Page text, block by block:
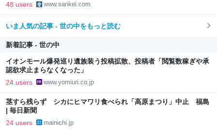
48 users www.sankei.com
いま人気の記事 - 世の中をもっと読む
新着記事 - 世の中
イオンモール爆発巡り遺族装う投稿拡散、投稿者「閲覧数稼ぎや承
認欲求止まらなくなった」
24 users www.yomiuri.co.jp
茎すら残らず シカにヒマワリ食べられ「高原まつり」中止 福島
| 毎日新聞
24 users mainichi.jp